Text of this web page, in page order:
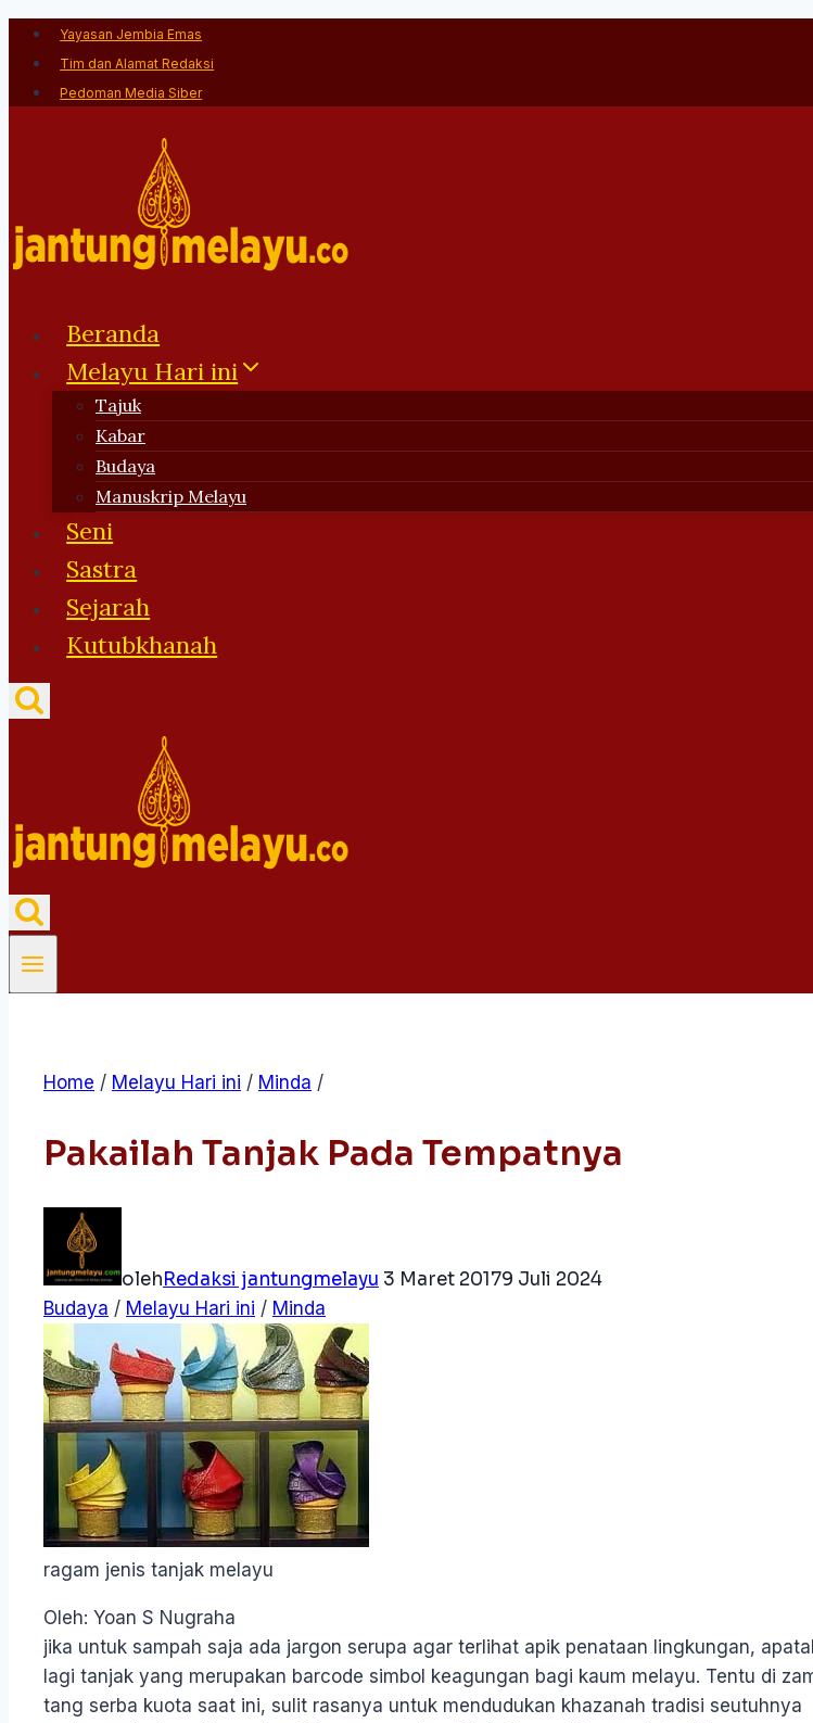
Skip
content
Yayasan Jembia Emas
Tim dan Alamat Redaksi
Pedoman Media Siber
Beranda
Melayu Hari ini
Tajuk
Kabar
Budaya
Manuskrip Melayu
Seni
Sastra
Sejarah
Kutubkhanah
Home / Melayu Hari ini / Minda /
Pakailah Tanjak Pada Tempatnya
olehRedaksi jantungmelayu 3 Maret 20179 Juli 2024
Budaya / Melayu Hari ini / Minda
ragam jenis tanjak melayu
Oleh: Yoan S Nugraha
jika untuk sampah saja ada jargon serupa agar terlihat apik penataan lingkungan,
lagi tanjak yang merupakan barcode simbol keagungan bagi kaum melayu. Tentu di
tang serba kuota saat ini, sulit rasanya untuk mendudukan khazanah tradisi seutuhnya